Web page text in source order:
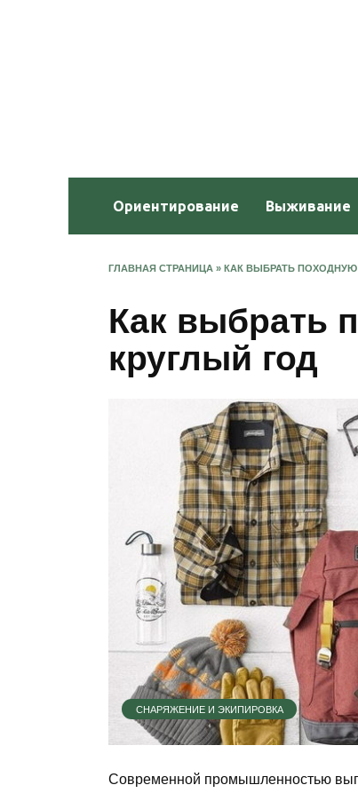
Ориентирование Выживание
ГЛАВНАЯ СТРАНИЦА » КАК ВЫБРАТЬ
Как выбрать
круглый год
СНАРЯЖЕНИЕ И ЭКИПИРОВКА
Современной промышленностью